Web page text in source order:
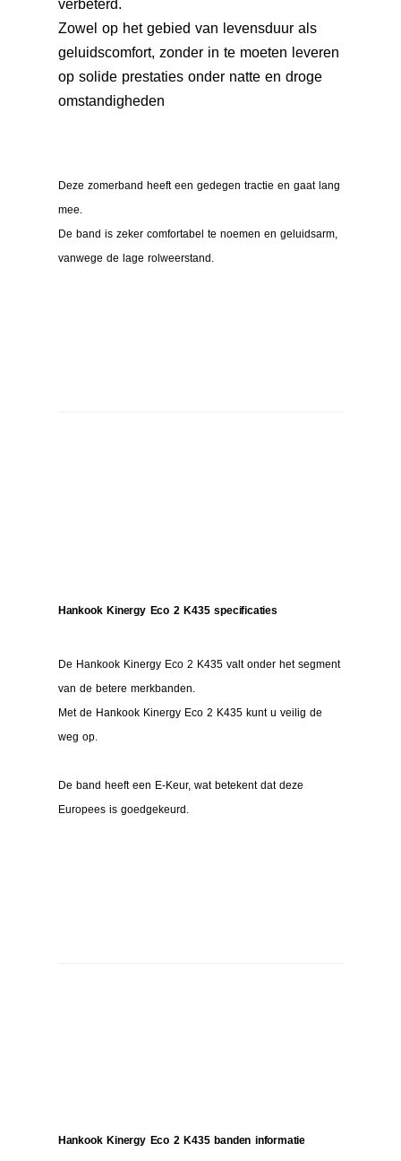
verbeterd.
Zowel op het gebied van levensduur als
geluidscomfort, zonder in te moeten leveren
op solide prestaties onder natte en droge
omstandigheden
Deze zomerband heeft een gedegen tractie en gaat lang
mee.
De band is zeker comfortabel te noemen en geluidsarm,
vanwege de lage rolweerstand.
Hankook Kinergy Eco 2 K435 specificaties
De Hankook Kinergy Eco 2 K435 valt onder het segment
van de betere merkbanden.
Met de Hankook Kinergy Eco 2 K435 kunt u veilig de
weg op.
De band heeft een E-Keur, wat betekent dat deze
Europees is goedgekeurd.
Hankook Kinergy Eco 2 K435 banden informatie